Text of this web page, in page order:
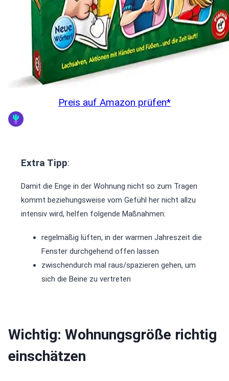
Preis auf Amazon prüfen*
Extra Tipp:
Damit die Enge in der Wohnung nicht so zum Tragen
kommt beziehungsweise vom Gefühl her nicht allzu
intensiv wird, helfen folgende Maßnahmen:
regelmäßig lüften, in der warmen Jahreszeit die
Fenster durchgehend offen lassen
zwischendurch mal raus/spazieren gehen, um
sich die Beine zu vertreten
Wichtig: Wohnungsgröße richtig
einschätzen